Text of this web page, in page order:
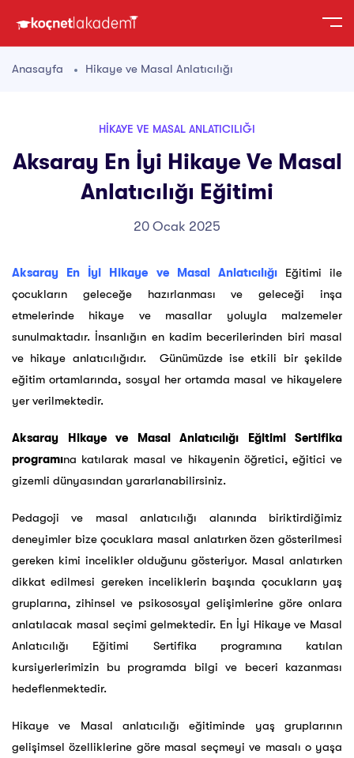
Anasayfa Hikaye ve Masal Anlatıcılığı
HIKAYE VE MASAL ANLATICILIĞI
Aksaray En İyi Hikaye Ve Masal
Anlatıcılığı Eğitimi
20 Ocak 2025
Aksaray En İyi Hikaye ve Masal AnlatıcılığıEğitimi ile
çocukların geleceğe hazırlanması ve geleceği inşa
etmelerinde hikaye ve masallar yoluyla malzemeler
sunulmaktadır. İnsanlığın en kadim becerilerinden biri masal
ve hikaye anlatıcılığıdır. Günümüzde ise etkili bir şekilde
eğitim ortamlarında, sosyal her ortamda masal ve hikayelere
yer verilmektedir.
Aksaray Hikaye ve Masal Anlatıcılığı Eğitimi Sertifika
programına katılarak masal ve hikayenin öğretici, eğitici ve
gizemli dünyasından yararlanabilirsiniz.
Pedagoji ve masal anlatıcılığı alanında biriktirdiğimiz
deneyimler bize çocuklara masal anlatırken özen gösterilmesi
gereken kimi incelikler olduğunu gösteriyor. Masal anlatırken
dikkat edilmesi gereken inceliklerin başında çocukların yaş
gruplarına, zihinsel ve psikososyal gelişimlerine göre onlara
anlatılacak masal seçimi gelmektedir. En İyi Hikaye ve Masal
Anlatıcılığı Eğitimi Sertifika programına katılan
kursiyerlerimizin bu programda bilgi ve beceri kazanması
hedeflenmektedir.
Hikaye ve Masal anlatıcılığı eğitiminde yaş gruplarının
gelişimsel özelliklerine göre masal seçmeyi ve masalı o yaşa